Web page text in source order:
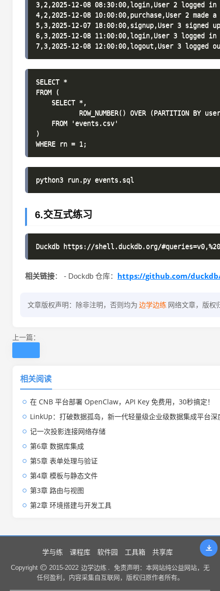
3,2,2025-12-08 08:30:00,login,User 2 logged in
4,2,2025-12-08 10:00:00,purchase,User 2 made a
5,3,2025-12-07 18:00:00,signup,User 3 signed up
6,3,2025-12-08 11:00:00,login,User 3 logged in
SELECT *
FROM (
    SELECT *,
ROW_NUMBER() OVER (PARTITION BY
    FROM 'events.csv'
)
6.交互式练习
相关链接： - Dockdb 仓库： https://github.com/
文章版权声明：除非注明，否则均为 边学边练 网络文章，版权
上一篇：
相关阅读
在 CNB 平台部署 OpenClaw，API Key 免费用，30秒搞定！
LinkUp：打破数据孤岛，新一代轻量级企业级数据集成平台深
记一次投影连接网络存储
第6章 数据库集成
第5章 表单处理与验证
第4章 模板与静态文件
第3章 路由与视图
第2章 环境搭建与开发工具
学与练 课程库 软件园 工具箱 共享库
Copyright 2015-2022 边学边练 .
免责声明：本网站纯公益网站，无
任何盈利，内容采集自互联网，版权归原作者所有。